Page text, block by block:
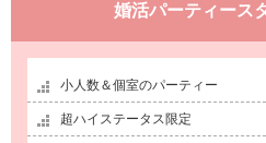
婚活パーティース
小人数＆個室のパーティー
超ハイステータス限定